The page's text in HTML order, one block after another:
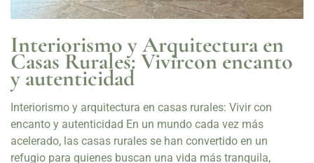
Interiorismo y Arquitectura en
Casas Rurales: Vivircon encanto
y autenticidad
Interiorismo y arquitectura en casas rurales: Vivir con
encanto y autenticidad En un mundo cada vez más
acelerado, las casas rurales se han convertido en un
refugio para quienes buscan una vida más tranquila,